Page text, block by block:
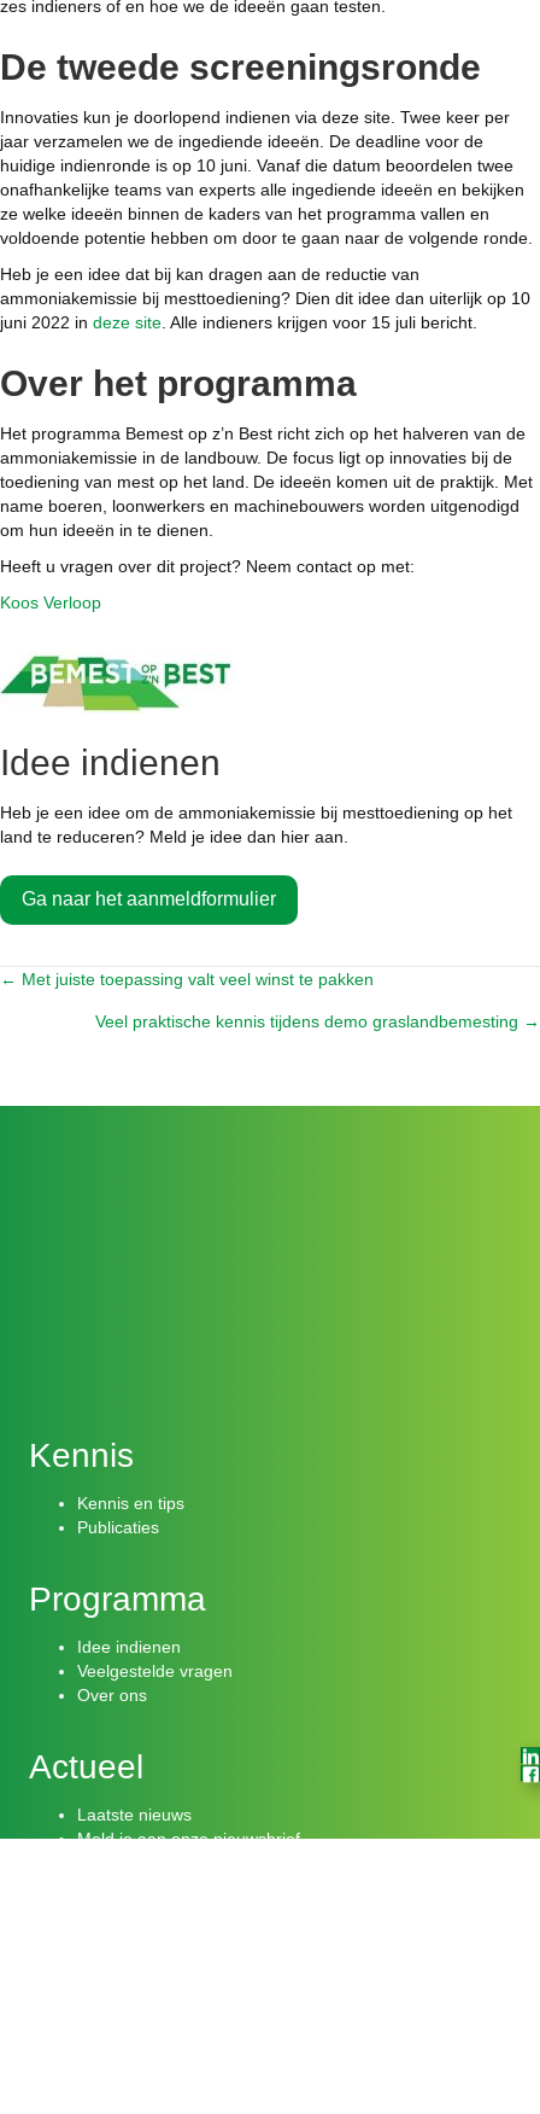
zes indieners of en hoe we de ideeën gaan testen.
De tweede screeningsronde
Innovaties kun je doorlopend indienen via deze site. Twee keer per
jaar verzamelen we de ingediende ideeën. De deadline voor de
huidige indienronde is op 10 juni. Vanaf die datum beoordelen twee
onafhankelijke teams van experts alle ingediende ideeën en bekijken
ze welke ideeën binnen de kaders van het programma vallen en
voldoende potentie hebben om door te gaan naar de volgende ronde.
Heb je een idee dat bij kan dragen aan de reductie van
ammoniakemissie bij mesttoediening? Dien dit idee dan uiterlijk op 10
juni 2022 in deze site. Alle indieners krijgen voor 15 juli bericht.
Over het programma
Het programma Bemest op z’n Best richt zich op het halveren van de
ammoniakemissie in de landbouw. De focus ligt op innovaties bij de
toediening van mest op het land. De ideeën komen uit de praktijk. Met
name boeren, loonwerkers en machinebouwers worden uitgenodigd
om hun ideeën in te dienen.
Heeft u vragen over dit project? Neem contact op met:
Koos Verloop
Idee indienen
Heb je een idee om de ammoniakemissie bij mesttoediening op het
land te reduceren? Meld je idee dan hier aan.
Ga naar het aanmeldformulier
Posts
navigation
← Met juiste toepassing valt veel winst te pakken
Veel praktische kennis tijdens demo graslandbemesting →
Kennis
Kennis en tips
Publicaties
Programma
Idee indienen
Veelgestelde vragen
Over ons
Actueel
Laatste nieuws
Meld je aan onze nieuwsbrief